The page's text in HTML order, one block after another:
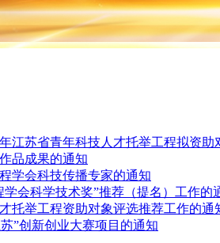
江苏省青年科技人才托举工程拟资助
品成果的通知
学会科技传播专家的通知
会科学技术奖”推荐（提名）工作的
托举工程资助对象评选推荐工作的通
”创新创业大赛项目的通知